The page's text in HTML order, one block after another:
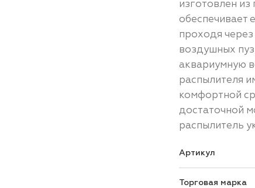
изготовлен
обеспечивает
проходя
воздушных
аквариумную
распылителя
комфортной
достаточной
распылитель
Артикул
Торговая марка